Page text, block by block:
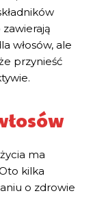
włosów, ale
przynieść
ma
kilka
o zdrowie